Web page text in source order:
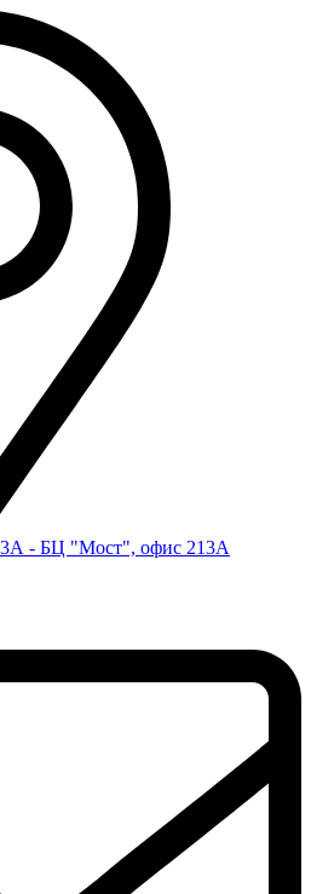
- БЦ "Мост", офис 213А